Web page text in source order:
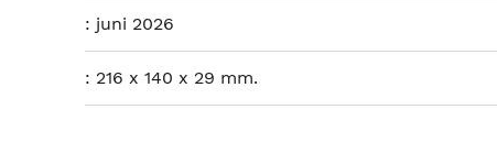
: juni 2026
: 216 x 140 x 29 mm.